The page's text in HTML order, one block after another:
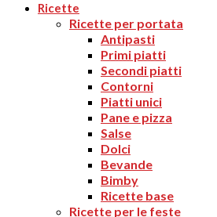
Ricette
Ricette per portata
Antipasti
Primi piatti
Secondi piatti
Contorni
Piatti unici
Pane e pizza
Salse
Dolci
Bevande
Bimby
Ricette base
Ricette per le feste